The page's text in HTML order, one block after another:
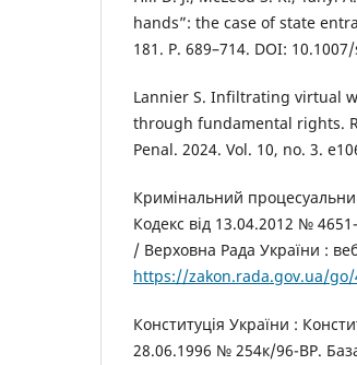
hands”: the case of state
181. P. 689–714. DOI:
Lannier S. Infiltrating virtual
through fundamental rights.
Penal. 2024. Vol. 10, no. 3.
Кримінальний
Кодекс від 13.04.2012 №
/ Верховна Рада України :
https://zakon.rada.gov.ua/go/
Конституція України :
28.06.1996 № 254к/96-ВР.